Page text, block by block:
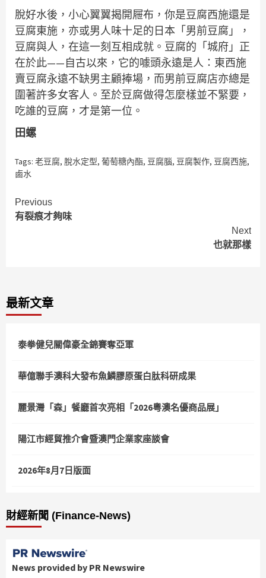
脫好水後，小心翼翼揭開屜布，你是豆腐西施還是
豆腐東施，亦或男人味十足的日本「男前豆腐」，
豆腐與人，在這一刻互相成就。豆腐的「城府」正
在於此——自古以來，它的噱頭永遠是人：東西施
賣豆腐永遠不缺男主顧捧場，而男前豆腐店亦總是
圍著許多女客人。至於豆腐做得怎麼樣並不緊要，
吃誰的豆腐，才是第一位。
田螺
Tags: 老豆腐, 脫水定型, 葡萄糖內酯, 豆腐腦, 豆腐製作, 豆腐西施,
鹵水
Continue
Reading
Previous
有裂痕才夠味
Next
也就那樣
最新文章
泰拳健兒關偉豪全錦賽奪亞軍
華億聯手澳科大發布魚鱗膠原蛋白肽科研成果
麗景灣「森」餐廳首次亮相「2026粵澳名優商品展」
陽江市經貿推介會暨澳門企業家座談會
2026年8月7日版面
財經新聞 (Finance-News)
News provided by PR Newswire